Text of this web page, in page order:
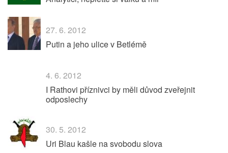
27. 6. 2012
Putin a jeho ulice v Betlémě
4. 6. 2012
I Rathovi příznivci by měli důvod zveřejnit
odposlechy
30. 5. 2012
Uri Blau kašle na svobodu slova